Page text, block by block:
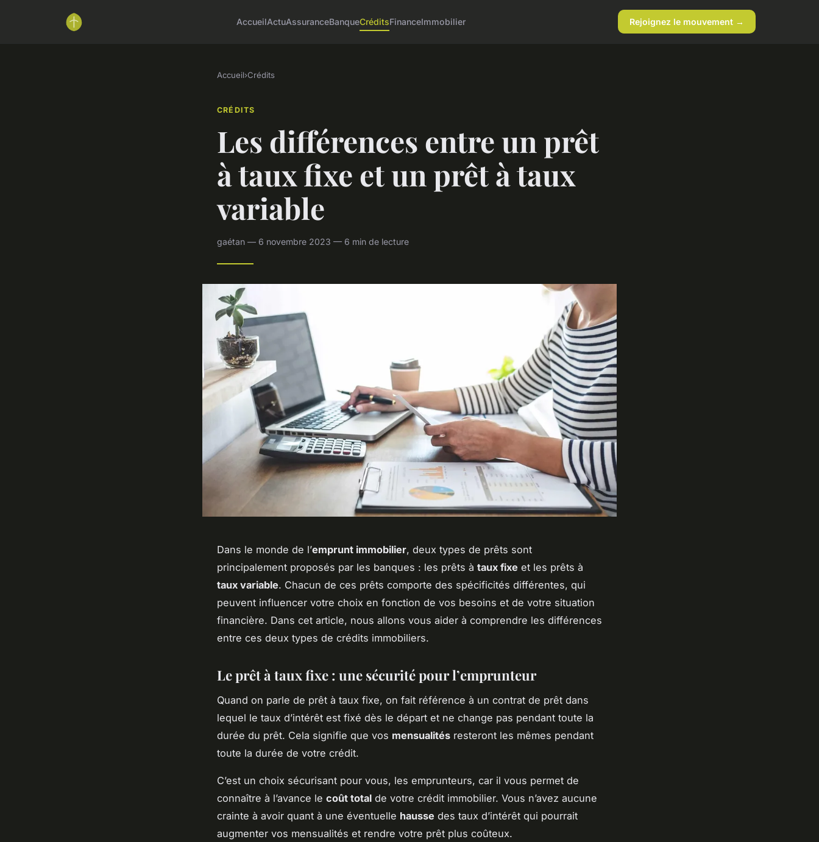
AccueilActuAssuranceBanqueCréditsFinanceImmobilier Rejoignez le mouvement →
Accueil›Crédits
CRÉDITS
Les différences entre un prêt
à taux fixe et un prêt à taux
variable
gaétan — 6 novembre 2023 — 6 min de lecture
Dans le monde de l’emprunt immobilier, deux types de prêts sont
principalement proposés par les banques : les prêts à taux fixe et les prêts à
taux variable. Chacun de ces prêts comporte des spécificités différentes, qui
peuvent influencer votre choix en fonction de vos besoins et de votre situation
financière. Dans cet article, nous allons vous aider à comprendre les différences
entre ces deux types de crédits immobiliers.
Le prêt à taux fixe : une sécurité pour l’emprunteur
Quand on parle de prêt à taux fixe, on fait référence à un contrat de prêt dans
lequel le taux d’intérêt est fixé dès le départ et ne change pas pendant toute la
durée du prêt. Cela signifie que vos mensualités resteront les mêmes pendant
toute la durée de votre crédit.
C’est un choix sécurisant pour vous, les emprunteurs, car il vous permet de
connaître à l’avance le coût total de votre crédit immobilier. Vous n’avez aucune
crainte à avoir quant à une éventuelle hausse des taux d’intérêt qui pourrait
augmenter vos mensualités et rendre votre prêt plus coûteux.